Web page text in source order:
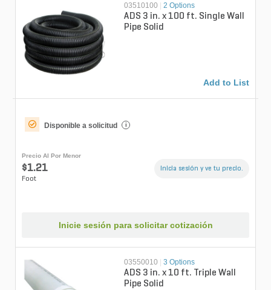
03510100 | 2 Options
ADS 3 in. x 100 ft. Single Wall
Pipe Solid
Add to List
Disponible a solicitud i
Precio Al Por Menor
$1.21
Foot
Inicia sesión y ve tu precio.
Inicie sesión para solicitar cotización
03550010 3 Options
ADS 3 in. x 10 ft. Triple Wall
Pipe Solid